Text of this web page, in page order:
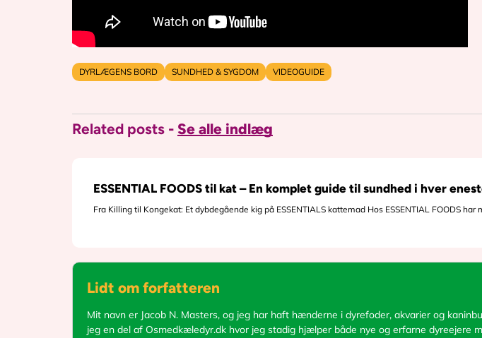
DYRLÆGENS BORD SUNDHED & SYGDOM VIDEOGUIDE
Related posts - Se alle indlæg
ESSENTIAL FOODS til kat – En komplet guide til sundhed i hver
Fra Killing til Kongekat: Et dybdegående kig på ESSENTIALS kattemad Hos ESSENTIAL FOODS
Lidt om forfatteren
Mit navn er Jacob N. Masters, og jeg har haft hænderne i dyrefoder, akvarier og
jeg en del af Osmedkæledyr.dk hvor jeg stadig hjælper både nye og erfarne dyreejere